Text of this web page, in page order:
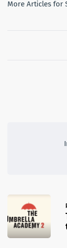
More Articles for